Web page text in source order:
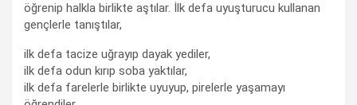
öğrenip halkla birlikte aştılar. İlk defa uyuşturucu kullanan
gençlerle tanıştılar,
ilk defa tacize uğrayıp dayak yediler,
ilk defa odun kırıp soba yaktılar,
ilk defa farelerle birlikte uyuyup, pirelerle yaşamayı